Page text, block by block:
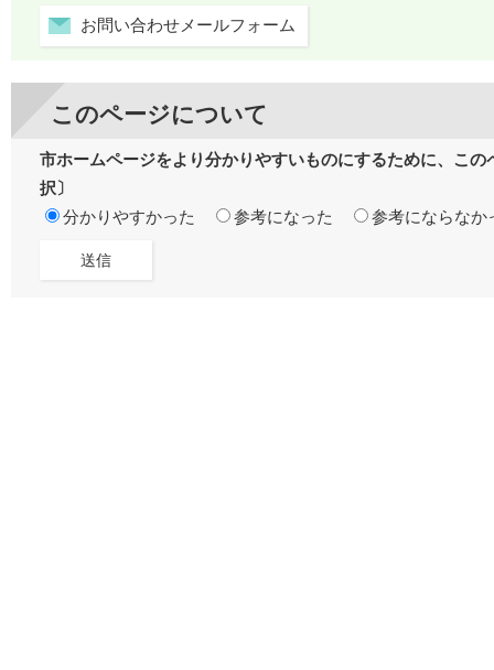
お問い合わせメールフォーム
このページについて
市ホームページをより分かりやすいものにするために、こ
択〕
分かりやすかった
参考になった 参考にならなか